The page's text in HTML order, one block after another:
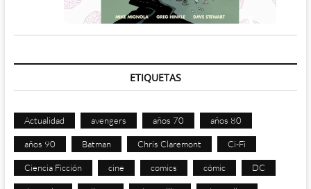
ETIQUETAS
Actualidad avengers años 70 años 80
años 90 Batman Chris Claremont Ci-Fi
Ciencia Ficción cine comics cómic DC